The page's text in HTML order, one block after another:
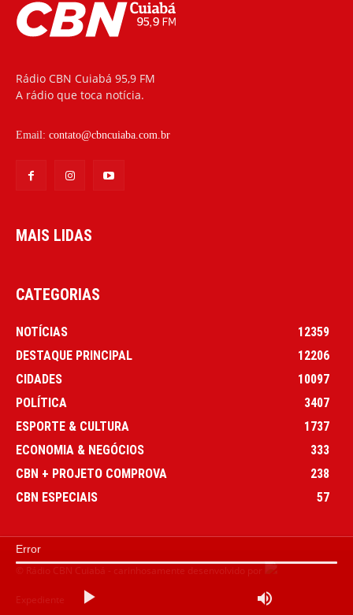
Error
Rádio CBN Cuiabá 95,9 FM
A rádio que toca notícia.
Email: contato@cbncuiaba.com.br
MAIS LIDAS
CATEGORIAS
NOTÍCIAS
12359
DESTAQUE PRINCIPAL
12206
CIDADES
10097
POLÍTICA
3407
ESPORTE & CULTURA
1737
ECONOMIA & NEGÓCIOS
333
CBN + PROJETO COMPROVA
238
CBN ESPECIAIS
57
© Rádio CBN Cuiabá - carinhosamente desenvolvido por
Expediente